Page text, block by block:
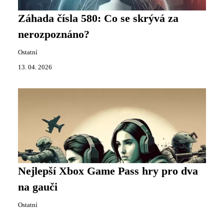
Záhada čísla 580: Co se skrývá za
nerozpoznáno?
Ostatní
13. 04. 2026
Nejlepší Xbox Game Pass hry pro dva
na gauči
Ostatní